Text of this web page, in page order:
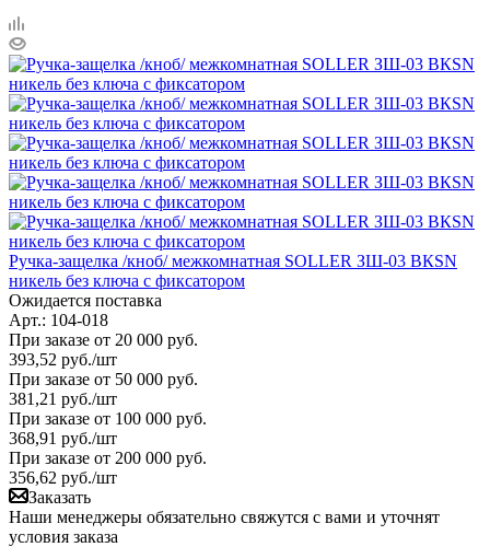
Ручка-защелка /кноб/ межкомнатная SOLLER ЗШ-03 ВКSN
никель без ключа с фиксатором
Ожидается поставка
Арт.: 104-018
При заказе от 20 000 руб.
393,52 руб./шт
При заказе от 50 000 руб.
381,21 руб./шт
При заказе от 100 000 руб.
368,91 руб./шт
При заказе от 200 000 руб.
356,62 руб./шт
Заказать
Наши менеджеры обязательно свяжутся с вами и уточнят
условия заказа